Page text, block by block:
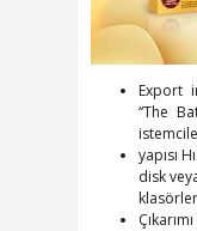
Export
“The
yapısı
disk
klasörler
Çıkarımı